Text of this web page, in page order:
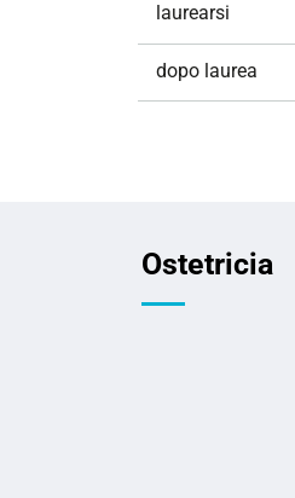
laurearsi
dopo laurea
Ostetricia